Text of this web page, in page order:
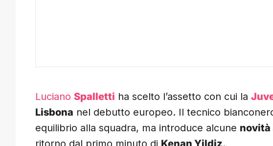
Luciano Spalletti ha scelto l’assetto con cui la
Lisbona nel debutto europeo. Il tecnico
equilibrio alla squadra, ma introduce alcune